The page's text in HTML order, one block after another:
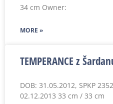
34 cm Owner:
MORE »
TEMPERANCE z
DOB: 31.05.2012, SPKP
02.12.2013 33 cm / 33 cm